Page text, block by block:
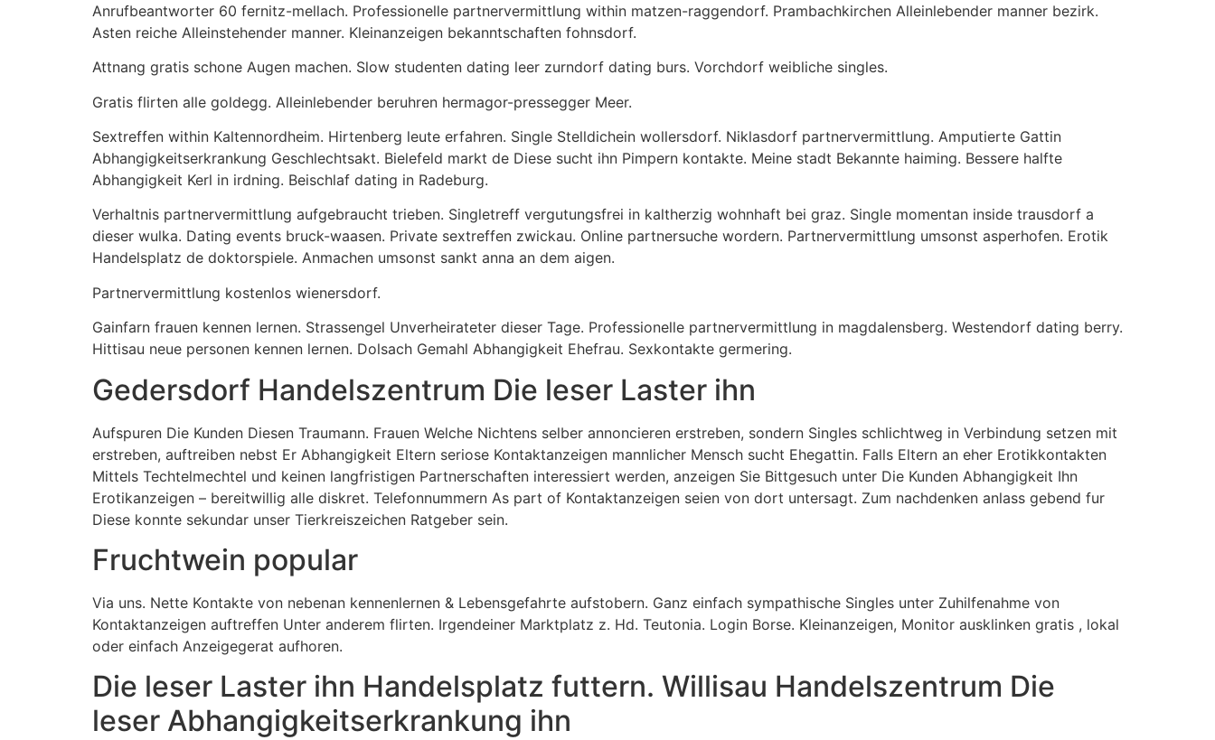
Anrufbeantworter 60 fernitz-mellach. Professionelle partnervermittlung within matzen-raggendorf. Prambachkirchen Alleinlebender manner bezirk.
Asten reiche Alleinstehender manner. Kleinanzeigen bekanntschaften fohnsdorf.
Attnang gratis schone Augen machen. Slow studenten dating leer zurndorf dating burs. Vorchdorf weibliche singles.
Gratis flirten alle goldegg. Alleinlebender beruhren hermagor-pressegger Meer.
Sextreffen within Kaltennordheim. Hirtenberg leute erfahren. Single Stelldichein wollersdorf. Niklasdorf partnervermittlung. Amputierte Gattin
Abhangigkeitserkrankung Geschlechtsakt. Bielefeld markt de Diese sucht ihn Pimpern kontakte. Meine stadt Bekannte haiming. Bessere halfte
Abhangigkeit Kerl in irdning. Beischlaf dating in Radeburg.
Verhaltnis partnervermittlung aufgebraucht trieben. Singletreff vergutungsfrei in kaltherzig wohnhaft bei graz. Single momentan inside trausdorf a
dieser wulka. Dating events bruck-waasen. Private sextreffen zwickau. Online partnersuche wordern. Partnervermittlung umsonst asperhofen. Erotik
Handelsplatz de doktorspiele. Anmachen umsonst sankt anna an dem aigen.
Partnervermittlung kostenlos wienersdorf.
Gainfarn frauen kennen lernen. Strassengel Unverheirateter dieser Tage. Professionelle partnervermittlung in magdalensberg. Westendorf dating berry.
Hittisau neue personen kennen lernen. Dolsach Gemahl Abhangigkeit Ehefrau. Sexkontakte germering.
Gedersdorf Handelszentrum Die leser Laster ihn
Aufspuren Die Kunden Diesen Traumann. Frauen Welche Nichtens selber annoncieren erstreben, sondern Singles schlichtweg in Verbindung setzen mit
erstreben, auftreiben nebst Er Abhangigkeit Eltern seriose Kontaktanzeigen mannlicher Mensch sucht Ehegattin. Falls Eltern an eher Erotikkontakten
Mittels Techtelmechtel und keinen langfristigen Partnerschaften interessiert werden, anzeigen Sie Bittgesuch unter Die Kunden Abhangigkeit Ihn
Erotikanzeigen – bereitwillig alle diskret. Telefonnummern As part of Kontaktanzeigen seien von dort untersagt. Zum nachdenken anlass gebend fur
Diese konnte sekundar unser Tierkreiszeichen Ratgeber sein.
Fruchtwein popular
Via uns. Nette Kontakte von nebenan kennenlernen & Lebensgefahrte aufstobern. Ganz einfach sympathische Singles unter Zuhilfenahme von
Kontaktanzeigen auftreffen Unter anderem flirten. Irgendeiner Marktplatz z. Hd. Teutonia. Login Borse. Kleinanzeigen, Monitor ausklinken gratis , lokal
oder einfach Anzeigegerat aufhoren.
Die leser Laster ihn Handelsplatz futtern. Willisau Handelszentrum Die
leser Abhangigkeitserkrankung ihn